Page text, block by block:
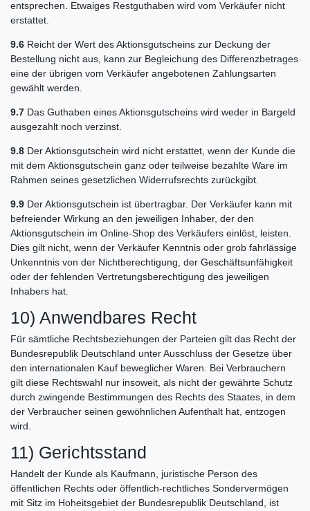
entsprechen. Etwaiges Restguthaben wird vom Verkäufer nicht
erstattet.
9.6 Reicht der Wert des Aktionsgutscheins zur Deckung der
Bestellung nicht aus, kann zur Begleichung des Differenzbetrages
eine der übrigen vom Verkäufer angebotenen Zahlungsarten
gewählt werden.
9.7 Das Guthaben eines Aktionsgutscheins wird weder in Bargeld
ausgezahlt noch verzinst.
9.8 Der Aktionsgutschein wird nicht erstattet, wenn der Kunde die
mit dem Aktionsgutschein ganz oder teilweise bezahlte Ware im
Rahmen seines gesetzlichen Widerrufsrechts zurückgibt.
9.9 Der Aktionsgutschein ist übertragbar. Der Verkäufer kann mit
befreiender Wirkung an den jeweiligen Inhaber, der den
Aktionsgutschein im Online-Shop des Verkäufers einlöst, leisten.
Dies gilt nicht, wenn der Verkäufer Kenntnis oder grob fahrlässige
Unkenntnis von der Nichtberechtigung, der Geschäftsunfähigkeit
oder der fehlenden Vertretungsberechtigung des jeweiligen
Inhabers hat.
10) Anwendbares Recht
Für sämtliche Rechtsbeziehungen der Parteien gilt das Recht der
Bundesrepublik Deutschland unter Ausschluss der Gesetze über
den internationalen Kauf beweglicher Waren. Bei Verbrauchern
gilt diese Rechtswahl nur insoweit, als nicht der gewährte Schutz
durch zwingende Bestimmungen des Rechts des Staates, in dem
der Verbraucher seinen gewöhnlichen Aufenthalt hat, entzogen
wird.
11) Gerichtsstand
Handelt der Kunde als Kaufmann, juristische Person des
öffentlichen Rechts oder öffentlich-rechtliches Sondervermögen
mit Sitz im Hoheitsgebiet der Bundesrepublik Deutschland, ist